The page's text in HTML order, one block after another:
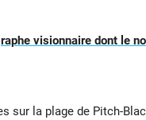
visionnaire dont le
sur la plage de Pitch-